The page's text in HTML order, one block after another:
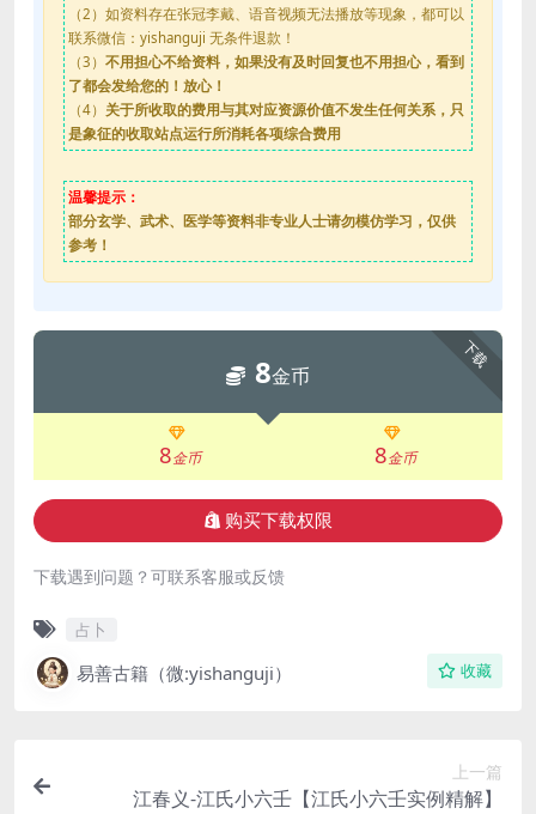
（2）如资料存在张冠李戴、语音视频无法播放等现象，都可以
联系微信：yishanguji 无条件退款！
（3） 不用担心不给资料，如果没有及时回复也不用担心，看到
了都会发给您的！放心！
（4） 关于所收取的费用与其对应资源价值不发生任何关系，只
是象征的收取站点运行所消耗各项综合费用
温馨提示：
部分玄学、武术、医学等资料非专业人士请勿模仿学习，仅供
参考！
下载
8金币
8金币 8金币
购买下载权限
下载遇到问题？可联系客服或反馈
占卜
易善古籍（微:yishanguji） 收藏
上一篇
江春义-江氏小六壬【江氏小六壬实例精解】